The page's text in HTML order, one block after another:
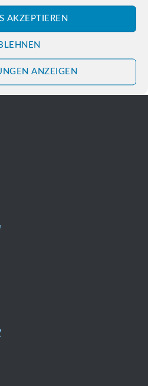
AKZEPTIEREN
ANZEIGEN
Des Bistums In Der Zittauer
20. Juni 2021